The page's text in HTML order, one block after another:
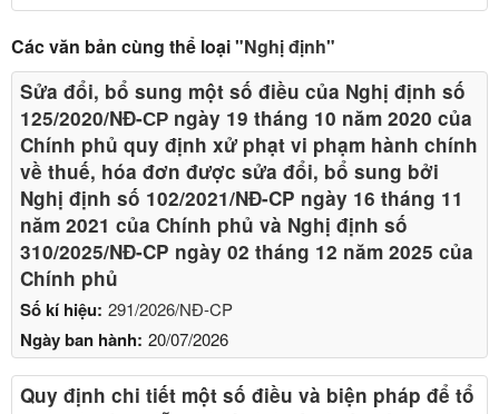
Các văn bản cùng thể loại"Nghị định"
Số kí hiệu: 291/2026/NĐ-CP
Ngày ban hành: 20/07/2026
Sửa đổi, bổ sung một số điều của Nghị định số
125/2020/NĐ-СР ngày 19 tháng 10 năm 2020 của
Chính phủ quy định xử phạt vi phạm hành chính
về thuế, hóa đơn được sửa đổi, bổ sung bởi
Nghị định số 102/2021/NĐ-CP ngày 16 tháng 11
năm 2021 của Chính phủ và Nghị định số
310/2025/NĐ-CP ngày 02 tháng 12 năm 2025 của
Chính phủ
Quy định chi tiết một số điều và biện pháp để tổ